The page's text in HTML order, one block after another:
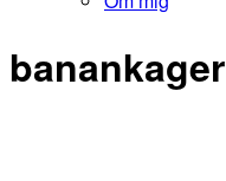
banankager